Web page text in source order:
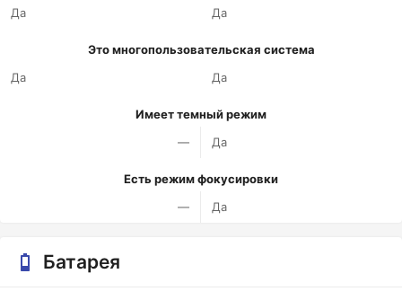
Да Да
Это многопользовательская система
Да
Да
Имеет темный режим
—
Да
Есть режим фокусировки
—
Да
Батарея